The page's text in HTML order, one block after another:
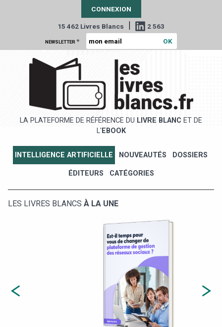
CONNEXION
15 462 Livres Blancs | 2 563
NEWSLETTER *
LA PLATEFORME DE RÉFÉRENCE DU LIVRE BLANC ET DE
L' EBOOK
INTELLIGENCE ARTIFICIELLE NOUVEAUTÉS DOSSIERS
ÉDITEURS CATÉGORIES
LES LIVRES BLANCS À LA UNE